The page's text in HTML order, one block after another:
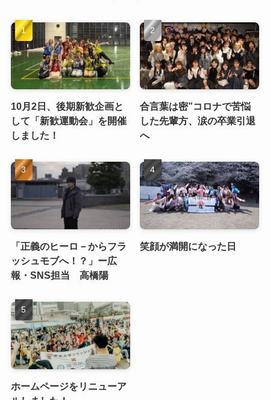
10月2日、後期新歓企画と
して「新歓運動会」を開催
しました！
合言葉は密”コロナで苦悩
した先輩方、涙の卒業引退
へ
「正義のヒーロ－からフラ
ッシュモブへ！？」ー広
報・SNS担当 高橋陽
笑顔が満開になった日
ホームページをリニューア